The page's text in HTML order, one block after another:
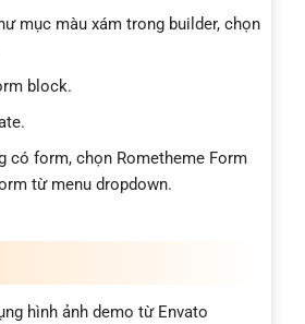
mục màu xám trong builder, chọn
block.
có form, chọn Rometheme Form
từ menu dropdown.
hình ảnh demo từ Envato